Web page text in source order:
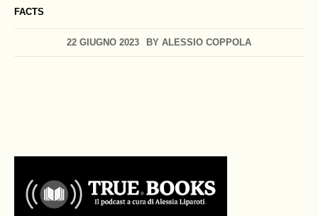
FACTS
22 GIUGNO 2023 BY ALESSIO COPPOLA